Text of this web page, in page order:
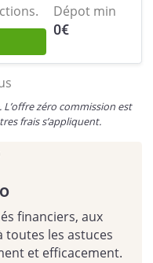
Dépot min
0€
zéro commission est
frais s’appliquent.
financiers, aux
les astuces
et efficacement.